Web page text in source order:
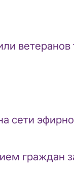
ветеранов
сети